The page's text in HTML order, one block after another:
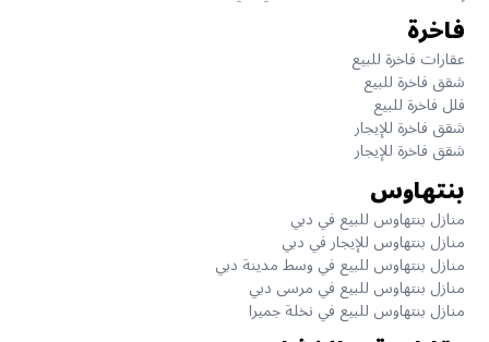
فاخرة
عقارات فاخرة للبيع
شقق فاخرة للبيع
فلل فاخرة للبيع
شقق فاخرة للإيجار
شقق فاخرة للإيجار
بنتهاوس
منازل بنتهاوس للبيع في دبي
منازل بنتهاوس للإيجار في دبي
منازل بنتهاوس للبيع في وسط مدينة دبي
منازل بنتهاوس للبيع في مرسى دبي
منازل بنتهاوس للبيع في نخلة جميرا